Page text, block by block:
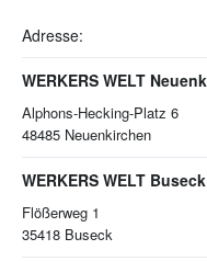
Adresse:
Alphons-Hecking-Platz 6
48485 Neuenkirchen
WERKERS WELT Buseck
Flößerweg 1
35418 Buseck